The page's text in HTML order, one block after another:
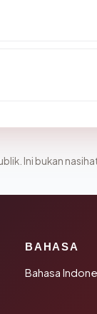
Ini bukan
BAHASA
Bahasa